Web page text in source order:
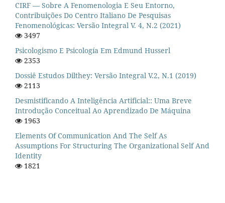
CIRF — Sobre A Fenomenologia E Seu Entorno,
Contribuições Do Centro Italiano De Pesquisas
Fenomenológicas: Versão Integral V. 4, N.2 (2021)
3497
Psicologismo E Psicología Em Edmund Husserl
2353
Dossiê Estudos Dilthey: Versão Integral V.2, N.1 (2019)
2113
Desmistificando A Inteligência Artificial:: Uma Breve
Introdução Conceitual Ao Aprendizado De Máquina
1963
Elements Of Communication And The Self As
Assumptions For Structuring The Organizational Self And
Identity
1821